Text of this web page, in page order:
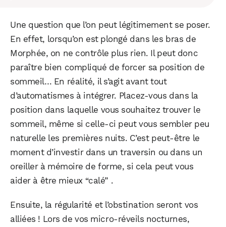
Une question que l’on peut légitimement se poser.
En effet, lorsqu’on est plongé dans les bras de
Morphée, on ne contrôle plus rien. Il peut donc
paraître bien compliqué de forcer sa position de
sommeil… En réalité, il s’agit avant tout
d’automatismes à intégrer. Placez-vous dans la
position dans laquelle vous souhaitez trouver le
sommeil, même si celle-ci peut vous sembler peu
naturelle les premières nuits. C’est peut-être le
moment d’investir dans un traversin ou dans un
oreiller à mémoire de forme, si cela peut vous
aider à être mieux “calé” .
Ensuite, la régularité et l’obstination seront vos
alliées ! Lors de vos micro-réveils nocturnes,